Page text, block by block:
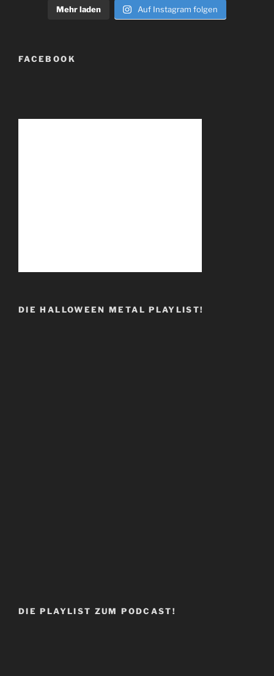
Mehr laden Auf Instagram folgen
FACEBOOK
DIE HALLOWEEN METAL PLAYLIST!
DIE PLAYLIST ZUM PODCAST!